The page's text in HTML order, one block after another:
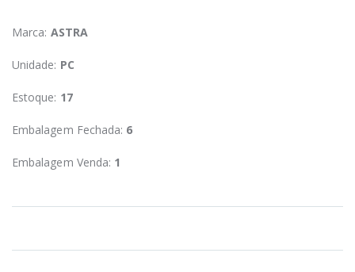
Marca: ASTRA
Unidade: PC
Estoque: 17
Embalagem Fechada: 6
Embalagem Venda: 1